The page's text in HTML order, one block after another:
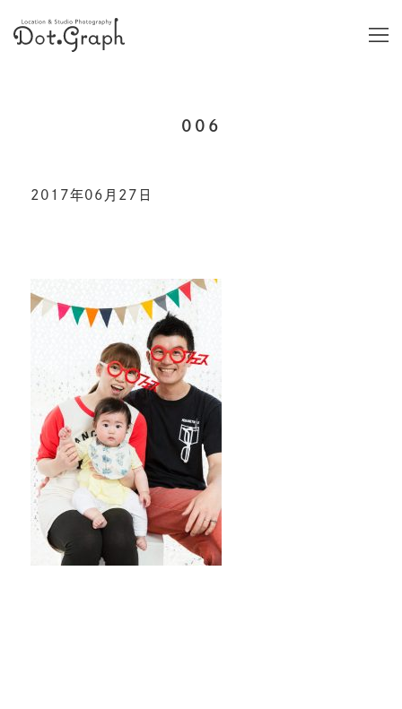
006
2017年06月27日